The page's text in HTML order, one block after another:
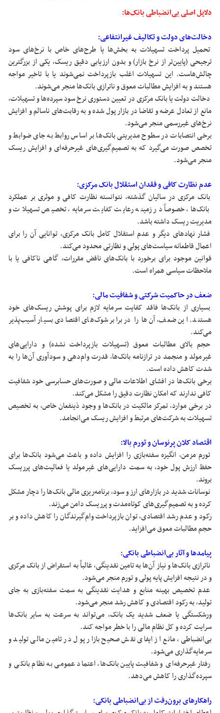
دلایل اصلی بی‌انضباطی بانک‌ها:
دخالت‌های دولت و تکالیف غیرانتفاعی:
تحمیل پرداخت تسهیلات به بخش‌ها یا طرح‌های خاص با نرخ‌های سود
ترجیحی (پایین‌تر از نرخ بازار) و بدون ارزیابی دقیق ریسک، یکی از بزرگترین
چالش‌هاست. این تسهیلات اغلب بازپرداخت نمی‌شوند یا با تاخیر مواجه
هستند و به افزایش مطالبات معوق و ناترازی بانک‌ها منجر می‌شوند.
دخالت دولت یا بانک مرکزی در تعیین دستوری نرخ سود سپرده‌ها و تسهیلات،
مانع از تعادل عرضه و تقاضا در بازار پول شده و به رقابت‌های ناسالم و افزایش
نرخ‌های غیررسمی منجر می‌شود.
برخی انتصابات در سطوح مدیریتی بانک‌ها بر اساس روابط به جای ضوابط و
تخصص صورت می‌گیرد که به تصمیم‌گیری‌های غیرحرفه‌ای و افزایش ریسک
منجر می‌شود.
عدم نظارت کافی و فقدان استقلال بانک مرکزی:
بانک مرکزی در سالیان گذشته، نتوانسته نظارت کافی و موثری بر عملکرد
بانک‌ها، خصوصاً در زمینه رعایت کفایت سرمایه، تخصیص تسهیلات و
مدیریت ریسک داشته باشد.
فشار نهادهای دیگر و عدم استقلال کامل بانک مرکزی، توانایی آن را برای
اعمال قاطعانه سیاست‌های پولی و نظارتی محدود می‌کند.
قوانین موجود برای برخورد با بانک‌های ناقض مقررات، گاهی ناکافی یا با
ملاحظات سیاسی همراه است.
ضعف در حاکمیت شرکتی و شفافیت مالی:
بسیاری از بانک‌ها فاقد کفایت سرمایه لازم برای پوشش ریسک‌های خود
هستند. این ضعف، آن‌ها را در برابر شوک‌های اقتصادی بسیار آسیب‌پذیر
می‌کند.
حجم بالای مطالبات معوق (تسهیلات بازپرداخت نشده) و دارایی‌های
غیرمولد و منجمد در ترازنامه بانک‌ها، قدرت وام‌دهی و سودآوری آن‌ها را به
شدت کاهش داده است.
برخی بانک‌ها در افشای اطلاعات مالی و صورت‌های حسابرسی خود شفافیت
کافی ندارند که امکان نظارت دقیق را مشکل می‌کند.
در برخی موارد، تمرکز مالکیت در بانک‌ها و وجود ذینفعان خاص، به تخصیص
تسهیلات به شرکت‌های مرتبط و افزایش ریسک می‌انجامد.
اقتصاد کلان پرنوسان و تورم بالا:
تورم مزمن، انگیزه سفته‌بازی را افزایش داده و باعث می‌شود بانک‌ها برای
حفظ ارزش پول خود، به سمت دارایی‌های غیرمولد یا فعالیت‌های پرریسک
بروند.
نوسانات شدید در بازارهای ارز و سود، برنامه‌ریزی مالی بانک‌ها را دچار مشکل
کرده و به تصمیم‌گیری‌های کوتاه‌مدت و پرریسک دامن می‌زند.
رکود و عدم رشد اقتصادی، توان بازپرداخت وام‌گیرندگان را کاهش داده و بر
حجم مطالبات معوق می‌افزاید.
پیامدها و آثار بی‌انضباطی بانکی:
ناترازی بانک‌ها و نیاز آن‌ها به تامین نقدینگی، غالباً به استقراض از بانک مرکزی
و در نتیجه افزایش پایه پولی و تورم منجر می‌شود.
عدم تخصیص بهینه منابع و هدایت نقدینگی به سمت سفته‌بازی به جای
تولید، به رکود اقتصادی و کاهش رشد منجر می‌شود.
ورشکستگی یا ضعف شدید یک بانک، می‌تواند به سرعت به سایر بانک‌ها
سرایت کرده و کل نظام مالی را با خطر مواجه کند.
بی‌انضباطی، مانع از ایفای نقش صحیح بازار پول در تامین مالی تولید و
سرمایه‌گذاری می‌شود.
رفتار غیرحرفه‌ای و شفافیت پایین بانک‌ها، اعتماد عمومی به نظام بانکی و
سپرده‌گذاری را کاهش می‌دهد.
راهکارهای برون‌رفت از بی‌انضباطی بانکی: